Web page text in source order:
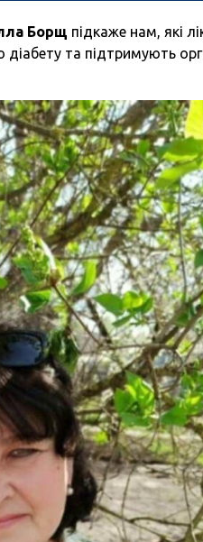
Борщ підкаже нам, які
та підтримують